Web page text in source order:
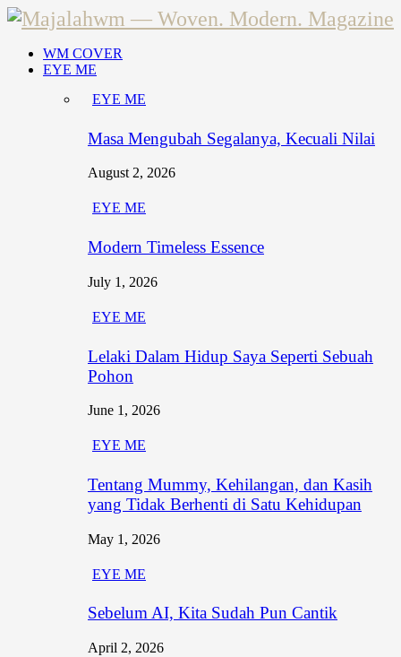
WM COVER
EYE ME
EYE ME
Masa Mengubah Segalanya, Kecuali Nilai
August 2, 2026
EYE ME
Modern Timeless Essence
July 1, 2026
EYE ME
Lelaki Dalam Hidup Saya Seperti Sebuah
Pohon
June 1, 2026
EYE ME
Tentang Mummy, Kehilangan, dan Kasih
yang Tidak Berhenti di Satu Kehidupan
May 1, 2026
EYE ME
Sebelum AI, Kita Sudah Pun Cantik
April 2, 2026